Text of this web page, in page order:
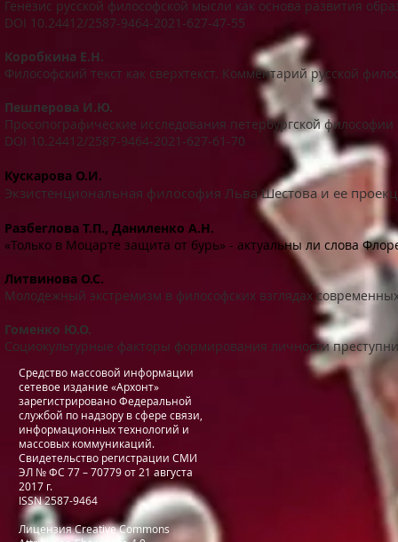
Генезис русской философской мысли как основа развития
DOI 10.24412/2587-9464-2021-627-47-55
Коробкина Е.Н.
Философский текст как сверхтекст. Комментарий русской
Пешперова И.Ю.
Просопографические исследования петербургской философии
DOI 10.24412/2587-9464-2021-627-61-70
Кускарова О.И.
Экзистенциональная философия Льва Шестова и ее
Разбеглова Т.П., Даниленко А.Н.
«Только в Моцарте защита от бурь» - актуальны ли слова
Литвинова О.С.
Молодежный экстремизм в философских взглядах
Гоменко Ю.О.
Социокультурные факторы формирования личности
Средство массовой информации
сетевое издание «Архонт»
зарегистрировано Федеральной
службой по надзору в сфере связи,
информационных технологий и
массовых коммуникаций.
Свидетельство регистрации СМИ
ЭЛ № ФС 77 – 70779 от 21 августа
2017 г.
ISSN 2587-9464
ЛицензияCreative Commons